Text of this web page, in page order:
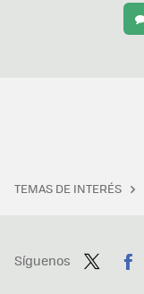
TEMAS DE INTERÉS
Síguenos